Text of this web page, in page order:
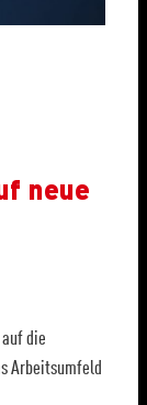
neue
die
Arbeitsumfeld